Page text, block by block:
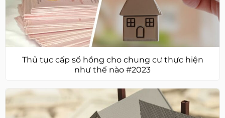
Thủ tục cấp sổ hồng cho chung cư thực hiện
như thế nào #2023